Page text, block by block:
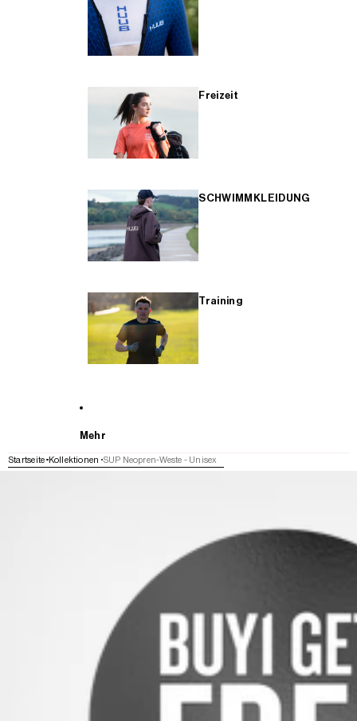
Freizeit
SCHWIMMKLEIDUNG
Training
Mehr
Startseite Kollektionen SUP Neopren-Weste - Unisex
WEITER ZU DEN PRODUKTINFORMATIONEN